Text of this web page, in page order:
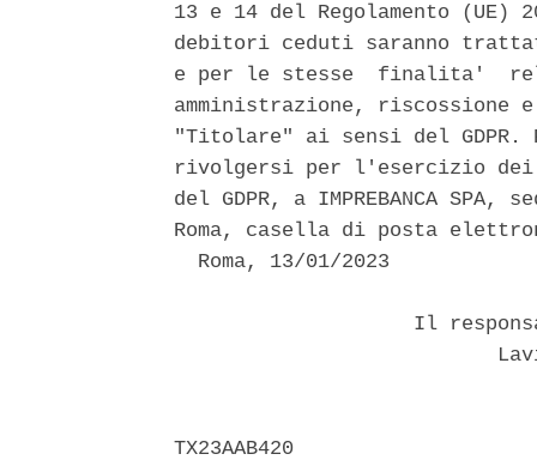
13 e 14 del Regolamento (UE)
debitori ceduti saranno
e per le stesse  finalita'
amministrazione,
"Titolare" ai sensi del
rivolgersi per l'esercizio
del GDPR, a IMPREBANCA
Roma, casella di posta
  Roma, 13/01/2023
Il